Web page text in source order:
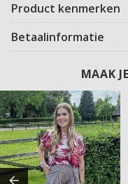
Product kenmerken
Betaalinformatie
MAAK